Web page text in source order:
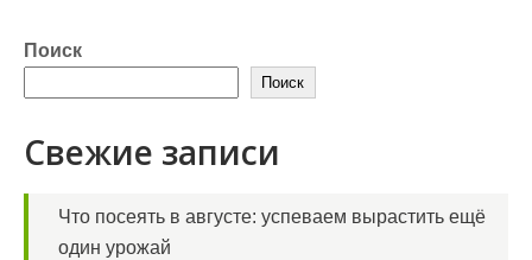
Поиск
Поиск
Свежие записи
Что посеять в августе: успеваем вырастить ещё
один урожай